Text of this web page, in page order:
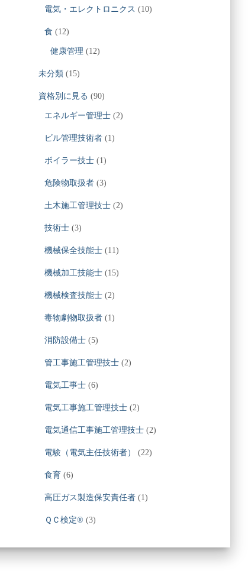
電気・エレクトロニクス (10)
食 (12)
健康管理 (12)
未分類(15)
資格別に見る (90)
エネルギー管理士(2)
ビル管理技術者(1)
ボイラー技士(1)
危険物取扱者(3)
土木施工管理技士(2)
技術士(3)
機械保全技能士(11)
機械加工技能士(15)
機械検査技能士(2)
毒物劇物取扱者(1)
消防設備士(5)
管工事施工管理技士(2)
電気工事士(6)
電気工事施工管理技士(2)
電気通信工事施工管理技士(2)
電験（電気主任技術者） (22)
食育 (6)
高圧ガス製造保安責任者(1)
ＱＣ検定® (3)